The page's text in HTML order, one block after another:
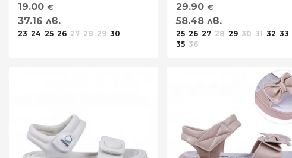
МАРКА
бежово
19.00 €
37.16 лв.
23 24 25 26 27 28 29 30
29.90 €
58.48 лв.
25 26 27 28 29 30 31 32 33
35 36